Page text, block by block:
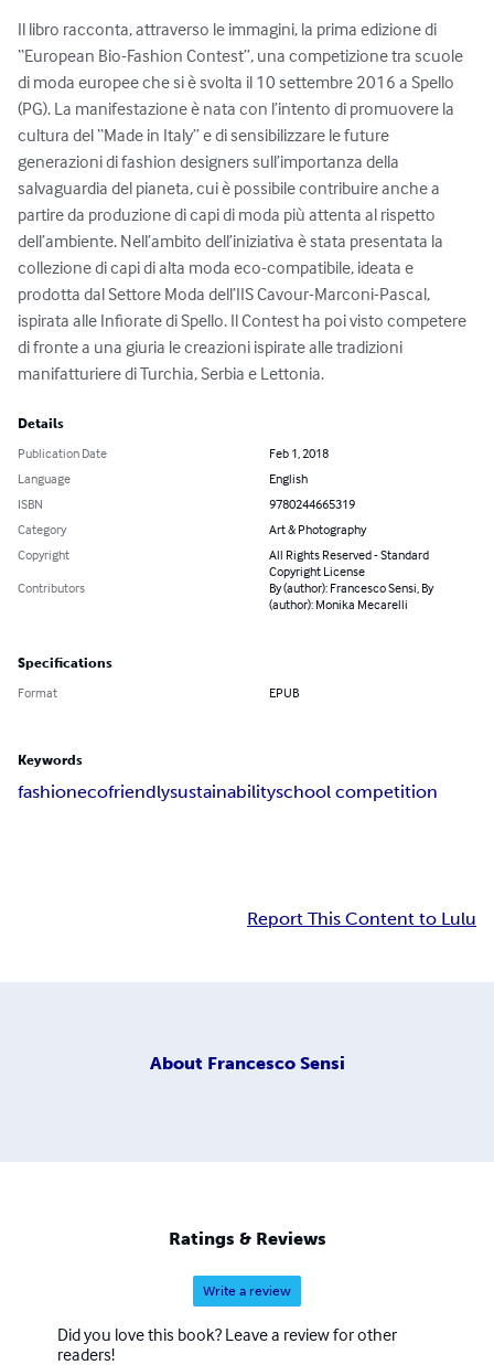
Il libro racconta, attraverso le immagini, la prima edizione di
“European Bio-Fashion Contest”, una competizione tra scuole
di moda europee che si è svolta il 10 settembre 2016 a Spello
(PG). La manifestazione è nata con l’intento di promuovere la
cultura del “Made in Italy” e di sensibilizzare le future
generazioni di fashion designers sull’importanza della
salvaguardia del pianeta, cui è possibile contribuire anche a
partire da produzione di capi di moda più attenta al rispetto
dell’ambiente. Nell’ambito dell’iniziativa è stata presentata la
collezione di capi di alta moda eco-compatibile, ideata e
prodotta dal Settore Moda dell’IIS Cavour-Marconi-Pascal,
ispirata alle Infiorate di Spello. Il Contest ha poi visto competere
di fronte a una giuria le creazioni ispirate alle tradizioni
manifatturiere di Turchia, Serbia e Lettonia.
Details
Publication Date
Feb 1, 2018
Language
English
ISBN
9780244665319
Category
Art & Photography
Copyright
All Rights Reserved - Standard
Copyright License
Contributors
By (author): Francesco Sensi, By
(author): Monika Mecarelli
Specifications
Format EPUB
Keywords
fashionecofriendlysustainabilityschool competition
Report This Content to Lulu
About Francesco Sensi
Ratings & Reviews
Write a review
Did you love this book? Leave a review for other
readers!